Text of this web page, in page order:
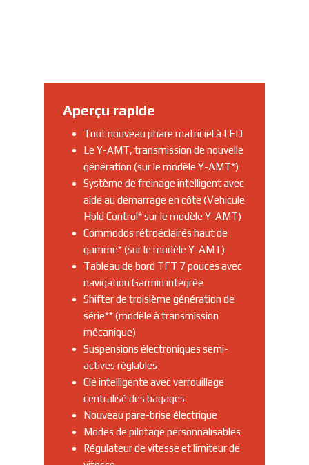
Aperçu rapide
Tout nouveau phare matriciel à LED
Le Y-AMT, transmission de nouvelle
génération (sur le modèle Y-AMT*)
Système de freinage intelligent avec
aide au démarrage en côte (Vehicule
Hold Control* sur le modèle Y-AMT)
Commodos rétroéclairés haut de
gamme* (sur le modèle Y-AMT)
Tableau de bord TFT 7 pouces avec
navigation Garmin intégrée
Shifter de troisième génération de
série** (modèle à transmission
mécanique)
Suspensions électroniques semi-
actives réglables
Clé intelligente avec verrouillage
centralisé des bagages
Nouveau pare-brise électrique
Modes de pilotage personnalisables
Régulateur de vitesse et limiteur de